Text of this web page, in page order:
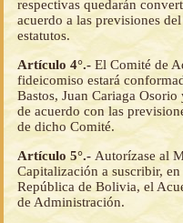
respectivas quedarán
acuerdo a las previsiones
estatutos.
Artículo 4°.- El Comité de
fideicomiso estará
Bastos, Juan Cariaga
de acuerdo con las
de dicho Comité.
Artículo 5°.- Autorízase al
Capitalización a suscribir,
República de Bolivia, el
de Administración.